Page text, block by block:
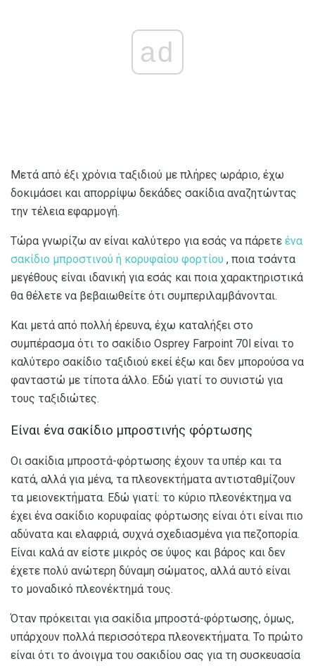
ad
Μετά από έξι χρόνια ταξιδιού με πλήρες ωράριο, έχω
δοκιμάσει και απορρίψω δεκάδες σακίδια αναζητώντας
την τέλεια εφαρμογή.
Τώρα γνωρίζω αν είναι καλύτερο για εσάς να πάρετε ένα
σακίδιο μπροστινού ή κορυφαίου φορτίου , ποια τσάντα
μεγέθους είναι ιδανική για εσάς και ποια χαρακτηριστικά
θα θέλετε να βεβαιωθείτε ότι συμπεριλαμβάνονται.
Και μετά από πολλή έρευνα, έχω καταλήξει στο
συμπέρασμα ότι το σακίδιο Osprey Farpoint 70l είναι το
καλύτερο σακίδιο ταξιδιού εκεί έξω και δεν μπορούσα να
φανταστώ με τίποτα άλλο. Εδώ γιατί το συνιστώ για
τους ταξιδιώτες.
Είναι ένα σακίδιο μπροστινής φόρτωσης
Οι σακίδια μπροστά-φόρτωσης έχουν τα υπέρ και τα
κατά, αλλά για μένα, τα πλεονεκτήματα αντισταθμίζουν
τα μειονεκτήματα. Εδώ γιατί: το κύριο πλεονέκτημα να
έχει ένα σακίδιο κορυφαίας φόρτωσης είναι ότι είναι πιο
αδύνατα και ελαφριά, συχνά σχεδιασμένα για πεζοπορία.
Είναι καλά αν είστε μικρός σε ύψος και βάρος και δεν
έχετε πολύ ανώτερη δύναμη σώματος, αλλά αυτό είναι
το μοναδικό πλεονέκτημά τους.
Όταν πρόκειται για σακίδια μπροστά-φόρτωσης, όμως,
υπάρχουν πολλά περισσότερα πλεονεκτήματα. Το πρώτο
είναι ότι το άνοιγμα του σακιδίου σας για τη συσκευασία